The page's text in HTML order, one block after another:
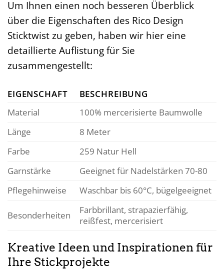
Um Ihnen einen noch besseren Überblick
über die Eigenschaften des Rico Design
Sticktwist zu geben, haben wir hier eine
detaillierte Auflistung für Sie
zusammengestellt:
EIGENSCHAFT
BESCHREIBUNG
Material
100% mercerisierte Baumwolle
Länge
8 Meter
Farbe
259 Natur Hell
Garnstärke
Geeignet für Nadelstärken 70-80
Pflegehinweise
Waschbar bis 60°C, bügelgeeignet
Besonderheiten
Farbbrillant, strapazierfähig,
reißfest, mercerisiert
Kreative Ideen und Inspirationen für
Ihre Stickprojekte